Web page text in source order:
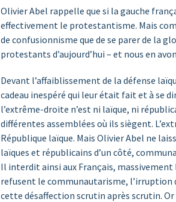
Olivier Abel rappelle que si la gauche
effectivement le protestantisme. Mais
de confusionnisme que de se parer de la
protestants d’aujourd’hui – et nous en
Devant l’affaiblissement de la défense
cadeau inespéré qui leur était fait et à se
l’extrême-droite n’est ni laïque, ni
différentes assemblées où ils siègent.
République laïque. Mais Olivier Abel ne
laïques et républicains d’un côté,
Il interdit ainsi aux Français, massivement
refusent le communautarisme, l’irruption
cette désaffection scrutin après scrutin.